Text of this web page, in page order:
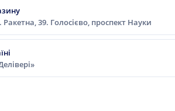
39. Голосієво, проспект Науки